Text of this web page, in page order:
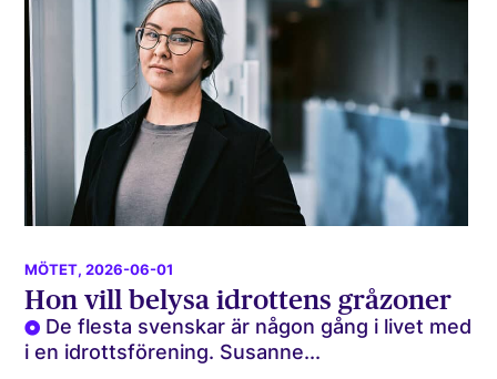
MÖTET, 2026-06-01
Hon vill belysa idrottens gråzoner
De flesta svenskar är någon gång i livet med
i en idrottsförening. Susanne...